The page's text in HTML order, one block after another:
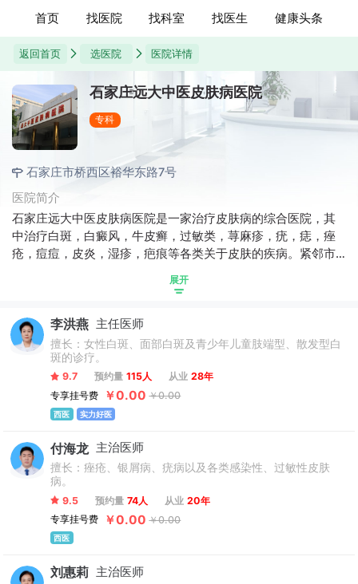
首页 找医院 找科室 找医生 健康头条
返回首页 选医院 医院详情
石家庄远大中医皮肤病医院
专科
石家庄市桥西区裕华东路7号
医院简介
石家庄远大中医皮肤病医院是一家治疗皮肤病的综合医院，其
中治疗白斑，白癜风，牛皮癣，过敏类，荨麻疹，疣，痣，痤
疮，痘痘，皮炎，湿疹，疤痕等各类关于皮肤的疾病。紧邻市
医学团队资源优势，以品牌为特色，始终坚持以专业的医术、
展开
李洪燕 主任医师
擅长：女性白斑、面部白斑及青少年儿童肢端型、散发型白
斑的诊疗。
9.7 预约量 115人 从业 28年
专享挂号费
￥0.00 ￥0.00
西医 实力好医
付海龙 主治医师
擅长：痤疮、银屑病、疣病以及各类感染性、过敏性皮肤
病。
9.5 预约量 74人 从业 20年
专享挂号费
￥0.00 ￥0.00
西医
刘惠莉 主治医师